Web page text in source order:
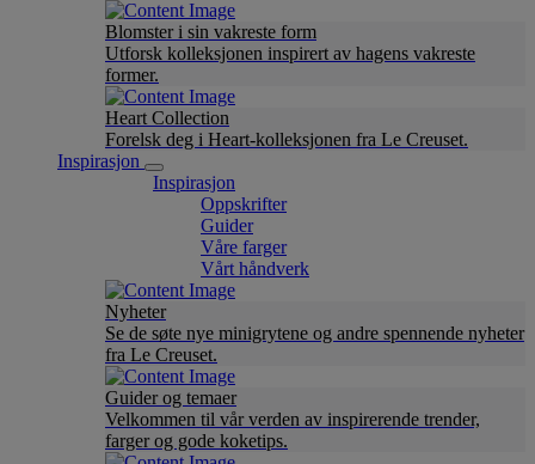
Blomster i sin vakreste form
Utforsk kolleksjonen inspirert av hagens vakreste
former.
Heart Collection
Forelsk deg i Heart-kolleksjonen fra Le Creuset.
Inspirasjon
Inspirasjon
Oppskrifter
Guider
Våre farger
Vårt håndverk
Nyheter
Se de søte nye minigrytene og andre spennende nyheter
fra Le Creuset.
Guider og temaer
Velkommen til vår verden av inspirerende trender,
farger og gode koketips.